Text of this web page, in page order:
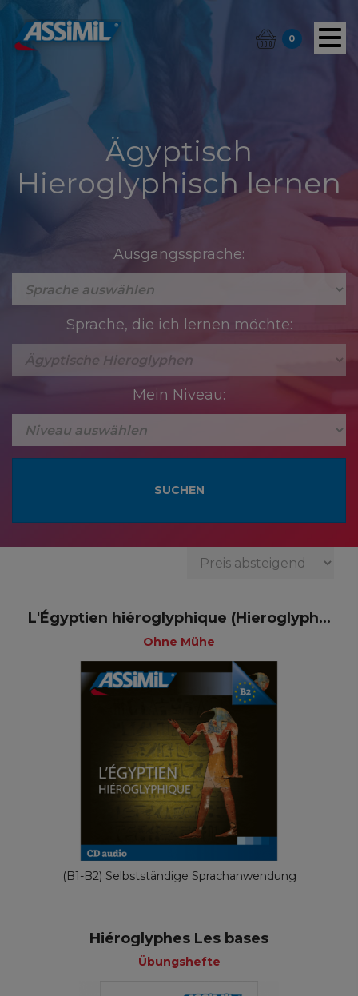
0
Ägyptisch
Hieroglyphisch lernen
Ausgangssprache:
Sprache, die ich lernen möchte:
Mein Niveau:
L'Égyptien hiéroglyphique (Hieroglyph...
Ohne Mühe
(B1-B2) Selbstständige Sprachanwendung
Hiéroglyphes Les bases
Übungshefte